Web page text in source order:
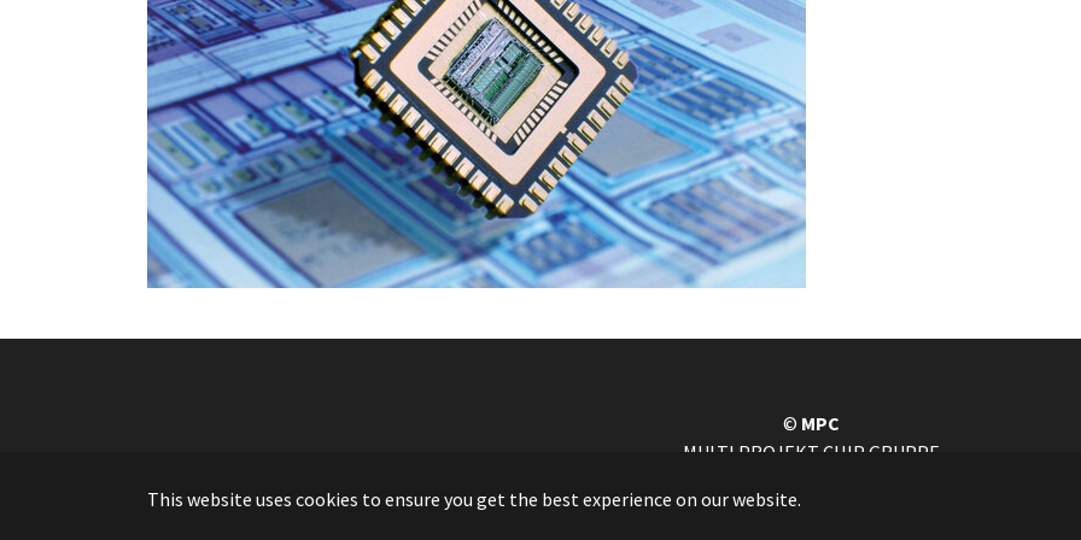
This website uses cookies to ensure you get the best experience on our website.
© MPC
MULTI PROJEKT CHIP GRUPPE